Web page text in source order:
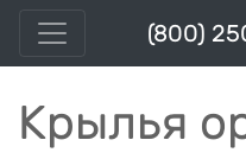
(800)
Крылья